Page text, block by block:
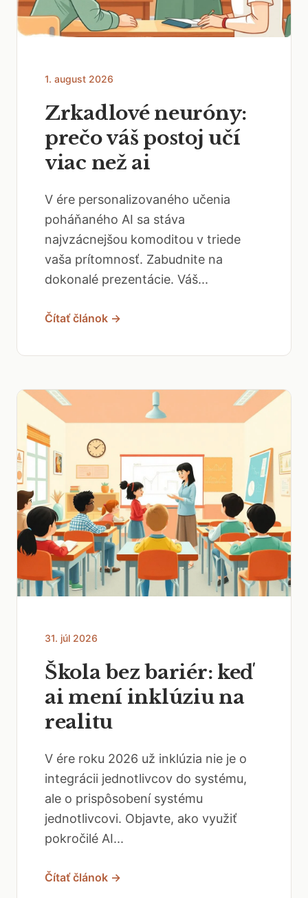
1. august 2026
Zrkadlové neuróny:
prečo váš postoj učí
viac než ai
V ére personalizovaného učenia
poháňaného AI sa stáva
najvzácnejšou komoditou v triede
vaša prítomnosť. Zabudnite na
dokonalé prezentácie. Váš...
Čítať článok →
31. júl 2026
Škola bez bariér: keď
ai mení inklúziu na
realitu
V ére roku 2026 už inklúzia nie je o
integrácii jednotlivcov do systému,
ale o prispôsobení systému
jednotlivcovi. Objavte, ako využiť
pokročilé AI...
Čítať článok →